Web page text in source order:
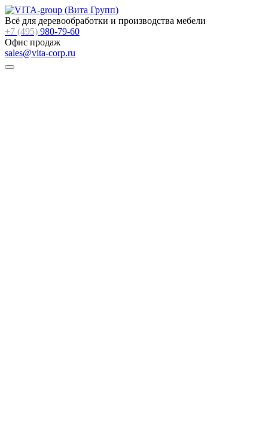
Всё для деревообработки и производства мебели
+7 (495) 980-79-60
Офис продаж
sales@vita-corp.ru